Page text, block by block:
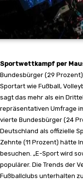
Sportwettkampf per
Bundesbürger (29
Sportart wie Fußball,
sagt das mehr als ein
repräsentativen Umfrage
vierte Bundesbürger (24
Deutschland als offizielle
Zehnte (11 Prozent) hätte
besuchen. „E-Sport wird
populärer. Die Trends der
Fußballclubs unterhalten